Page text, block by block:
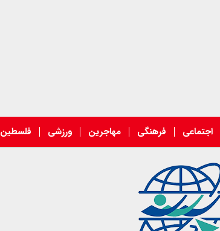
اجتماعی فرهنگی مهاجرین ورزشی فلسطین